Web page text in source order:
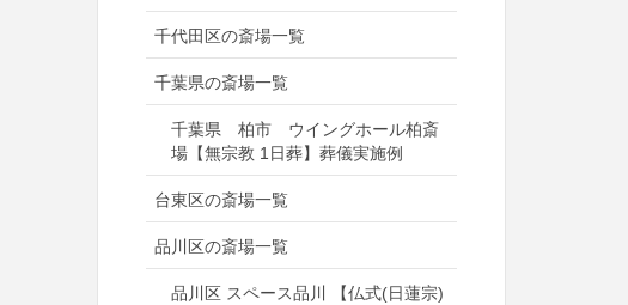
千代田区の斎場一覧
千葉県の斎場一覧
千葉県 柏市 ウイングホール柏斎
場【無宗教 1日葬】葬儀実施例
台東区の斎場一覧
品川区の斎場一覧
品川区 スペース品川 【仏式(日蓮宗)